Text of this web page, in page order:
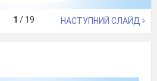
1 / 19 НАСТУПНИЙ СЛАЙД